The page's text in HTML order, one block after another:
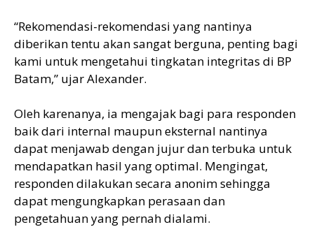
“Rekomendasi-rekomendasi yang nantinya
diberikan tentu akan sangat berguna, penting bagi
kami untuk mengetahui tingkatan integritas di BP
Batam,” ujar Alexander.
Oleh karenanya, ia mengajak bagi para responden
baik dari internal maupun eksternal nantinya
dapat menjawab dengan jujur dan terbuka untuk
mendapatkan hasil yang optimal. Mengingat,
responden dilakukan secara anonim sehingga
dapat mengungkapkan perasaan dan
pengetahuan yang pernah dialami.